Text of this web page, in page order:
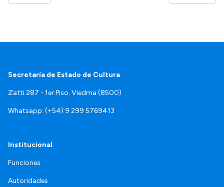
Secretaría de Estado de Cultura
Zatti 287 - 1er Piso. Viedma (8500)
Whatsapp: (+54) 9 299 5769413
Institucional
Funciones
Autoridades